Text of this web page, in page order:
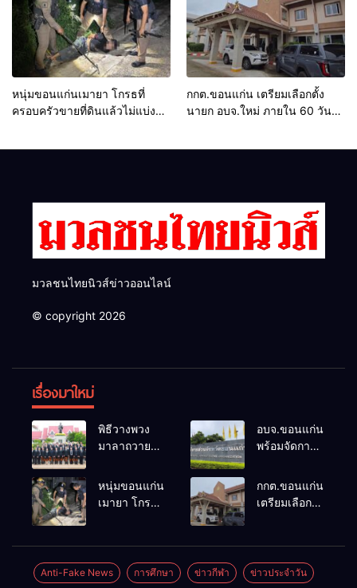
ยุติธรรม
หนุ่มขอนแก่นเมายา โกรธที่
ครอบครัวขายที่ดินแล้วไม่แบ่ง
กกต.ขอนแก่น เตรียมเลือกตั้ง
นายก อบจ.ใหม่ ภายใน 60 วัน
มวลชนไทยนิวส์ข่าวออนไลน์
© copyright 2026
เรื่องมาใหม่
พิธีวางพวง
มาลาถวาย
เนื่องในวันรพี
ประจำปี
ฟุตบอลวันรพี
เพื่อเชื่อม
ความสัมพันธ์
อบจ.ขอนแก่น
พร้อมจัดการ
ยกฯ 27 ก.ย.
รับสมัคร 17-
สมัครรับการ
เลือกตั้งหาก
คุณสมบัติครบ
หนุ่มขอนแก่น
เมายา โกรธที่
คว้าหนังสติ๊ก
กกต.ขอนแก่น
เตรียมเลือกตั้ง
ด้วยการ เปิด
Anti-Fake News การศึกษา ข่าวกีฬา ข่าวประจำวัน